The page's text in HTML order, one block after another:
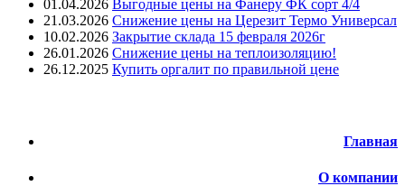
01.04.2026 Выгодные цены на Фанеру ФК сорт 4/4
21.03.2026 Снижение цены на Церезит Термо Универсал
10.02.2026 Закрытие склада 15 февраля 2026г
26.01.2026 Снижение цены на теплоизоляцию!
26.12.2025 Купить оргалит по правильной цене
Главная
О компании